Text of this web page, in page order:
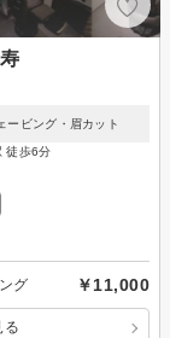
ービング・眉カット
徒歩6分
グ ￥11,000
る